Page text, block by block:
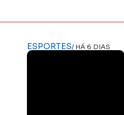
ESPORTES/ HÁ 6 DIAS